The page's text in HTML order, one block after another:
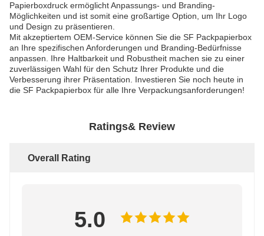
Papierboxdruck ermöglicht Anpassungs- und Branding-
Möglichkeiten und ist somit eine großartige Option, um Ihr Logo
und Design zu präsentieren.
Mit akzeptiertem OEM-Service können Sie die SF Packpapierbox
an Ihre spezifischen Anforderungen und Branding-Bedürfnisse
anpassen. Ihre Haltbarkeit und Robustheit machen sie zu einer
zuverlässigen Wahl für den Schutz Ihrer Produkte und die
Verbesserung ihrer Präsentation. Investieren Sie noch heute in
die SF Packpapierbox für alle Ihre Verpackungsanforderungen!
Ratings& Review
Overall Rating
5.0